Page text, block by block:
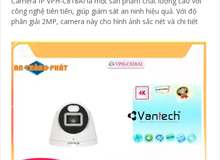
công nghệ tiên tiến, giúp giám sát an ninh hiệu quả. Với độ
phân giải 2MP, camera này cho hình ảnh sắc nét và chi tiết